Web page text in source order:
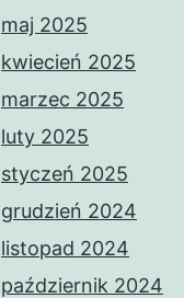
maj 2025
kwiecień 2025
marzec 2025
luty 2025
styczeń 2025
grudzień 2024
listopad 2024
październik 2024